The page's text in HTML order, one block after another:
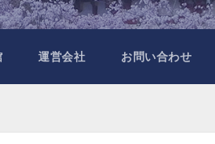
運営会社 お問い合わせ